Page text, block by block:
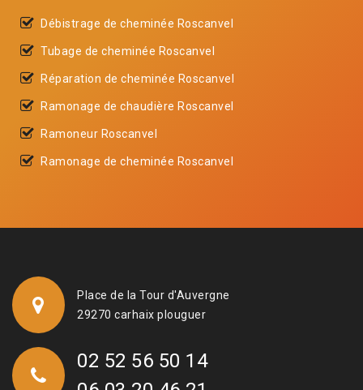
Débistrage de cheminée Roscanvel
Tubage de cheminée Roscanvel
Réparation de cheminée Roscanvel
Ramonage de chaudière Roscanvel
Ramoneur Roscanvel
Ramonage de cheminée Roscanvel
Place de la Tour d'Auvergne
29270 carhaix plouguer
02 52 56 50 14